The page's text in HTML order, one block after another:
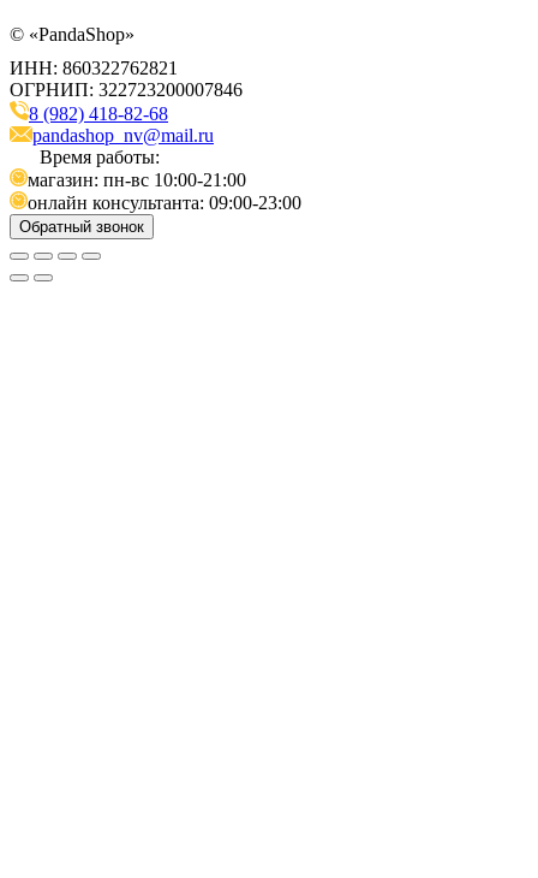
© «PandaShop»
ИНН: 860322762821
ОГРНИП: 322723200007846
8 (982) 418-82-68
pandashop_nv@mail.ru
Время работы:
магазин: пн-вс 10:00-21:00
онлайн консультанта: 09:00-23:00
Обратный звонок